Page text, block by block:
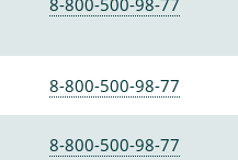
8-800-500-98-77
8-800-500-98-77
8-800-500-98-77